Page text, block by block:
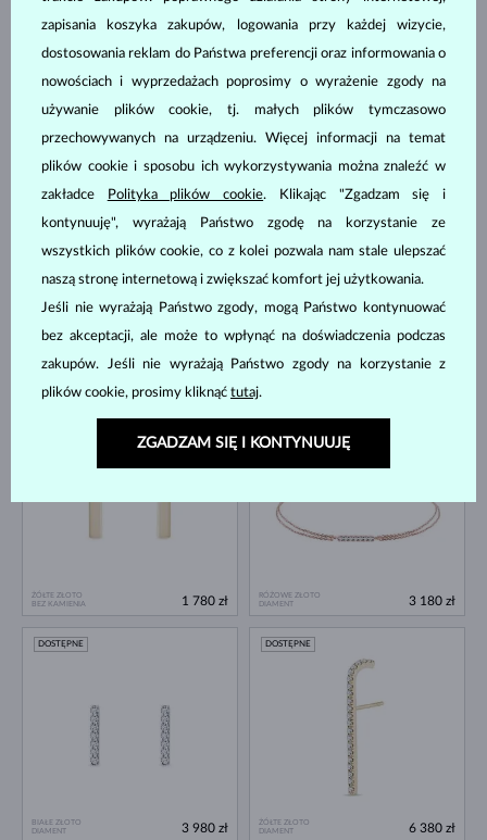
BIAŁE ZŁOTO
1 780 zł
BIAŁE ZŁOTO
2 580 zł
ŻÓŁTE ZŁOTO
DOSTĘPNE
5 580 zł
ŻÓŁTE ZŁOTO
DOSTĘPNE
ŻÓŁTE ZŁOTO
BEZ KAMIENIA
1 780 zł
RÓŻOWE ZŁOTO
DIAMENT
DOSTĘPNE
3 180 zł
BIAŁE ZŁOTO
DIAMENT
DOSTĘPNE
3 980 zł
ŻÓŁTE ZŁOTO
DIAMENT
DOSTĘPNE
6 380 zł
zapisania koszyka zakupów, logowania przy każdej wizycie,
dostosowania reklam do Państwa preferencji oraz informowania o
nowościach i wyprzedażach poprosimy o wyrażenie zgody na
używanie plików cookie, tj. małych plików tymczasowo
przechowywanych na urządzeniu. Więcej informacji na temat
plików cookie i sposobu ich wykorzystywania można znaleźć w
zakładce
Polityka plików cookie. Klikając "Zgadzam się i
kontynuuję", wyrażają Państwo zgodę na korzystanie ze
wszystkich plików cookie, co z kolei pozwala nam stale ulepszać
naszą stronę internetową i zwiększać komfort jej użytkowania.
Jeśli nie wyrażają Państwo zgody, mogą Państwo kontynuować
bez akceptacji, ale może to wpłynąć na doświadczenia podczas
zakupów. Jeśli nie wyrażają Państwo zgody na korzystanie z
plików cookie, prosimy kliknąć tutaj.
ZGADZAM SIĘ I KONTYNUUJĘ